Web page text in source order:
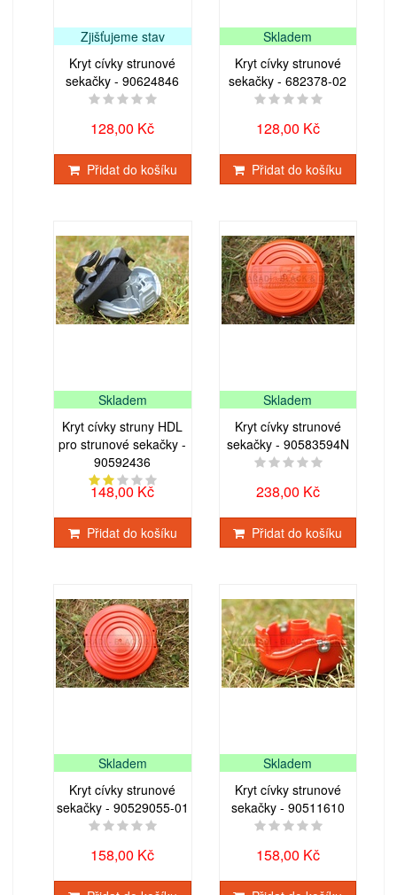
Zjišťujeme stav
Kryt cívky strunové
sekačky - 90624846
128,00 Kč
Přidat do košíku
Skladem
Kryt cívky strunové
sekačky - 682378-02
128,00 Kč
Přidat do košíku
Skladem
Kryt cívky struny HDL
pro strunové sekačky -
90592436
148,00 Kč
Přidat do košíku
Skladem
Kryt cívky strunové
sekačky - 90583594N
238,00 Kč
Přidat do košíku
Skladem
Kryt cívky strunové
sekačky - 90529055-01
158,00 Kč
Skladem
Kryt cívky strunové
sekačky - 90511610
158,00 Kč